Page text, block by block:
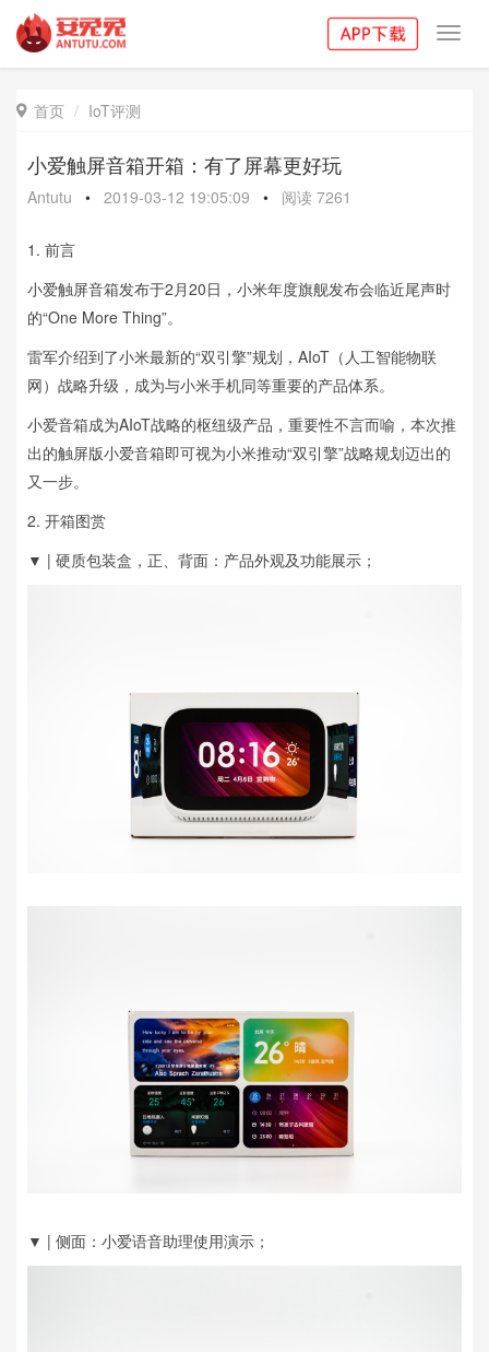
 首页 IoT评测
小爱触屏音箱开箱：有了屏幕更好玩
Antutu • 2019-03-12 19:05:09 • 阅读 7261
1. 前言
小爱触屏音箱发布于2月20日，小米年度旗舰发布会临近尾声时
的“One More Thing”。
雷军介绍到了小米最新的“双引擎”规划，AIoT（人工智能物联
网）战略升级，成为与小米手机同等重要的产品体系。
小爱音箱成为AIoT战略的枢纽级产品，重要性不言而喻，本次推
出的触屏版小爱音箱即可视为小米推动“双引擎”战略规划迈出的
又一步。
2. 开箱图赏
▼ | 硬质包装盒，正、背面：产品外观及功能展示；
▼ | 侧面：小爱语音助理使用演示；